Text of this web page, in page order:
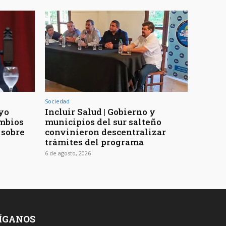
Sociedad
Incluir Salud | Gobierno y
municipios del sur salteño
convinieron descentralizar
trámites del programa
6 de agosto, 2026